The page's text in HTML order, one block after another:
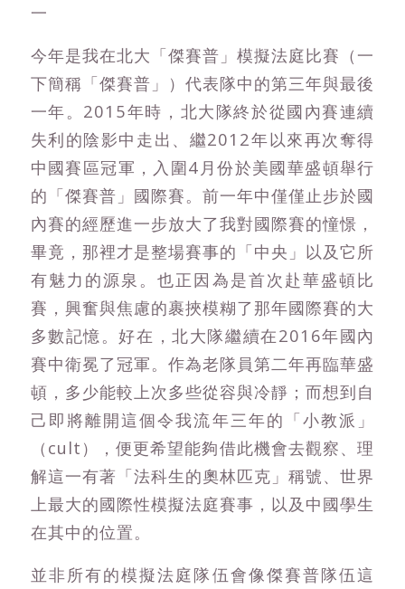
一
今年是我在北大「傑賽普」模擬法庭比賽（一
下簡稱「傑賽普」）代表隊中的第三年與最後
一年。2015年時，北大隊終於從國內賽連續
失利的陰影中走出、繼2012年以來再次奪得
中國賽區冠軍，入圍4月份於美國華盛頓舉行
的「傑賽普」國際賽。前一年中僅僅止步於國
內賽的經歷進一步放大了我對國際賽的憧憬，
畢竟，那裡才是整場賽事的「中央」以及它所
有魅力的源泉。也正因為是首次赴華盛頓比
賽，興奮與焦慮的裹挾模糊了那年國際賽的大
多數記憶。好在，北大隊繼續在2016年國內
賽中衛冕了冠軍。作為老隊員第二年再臨華盛
頓，多少能較上次多些從容與冷靜；而想到自
己即將離開這個令我流年三年的「小教派」
（cult），便更希望能夠借此機會去觀察、理
解這一有著「法科生的奧林匹克」稱號、世界
上最大的國際性模擬法庭賽事，以及中國學生
在其中的位置。
並非所有的模擬法庭隊伍會像傑賽普隊伍這